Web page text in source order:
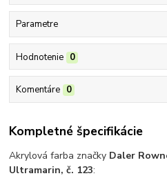
Parametre
Hodnotenie 0
Komentáre 0
Kompletné špecifikácie
Akrylová farba značky Daler
Ultramarin, č. 123: